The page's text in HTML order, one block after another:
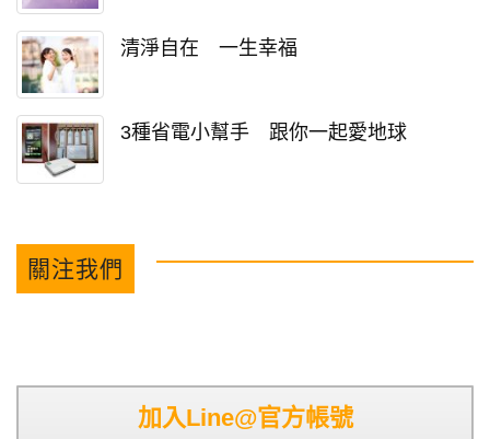
清淨自在 一生幸福
3種省電小幫手 跟你一起愛地球
關注我們
加入Line@官方帳號